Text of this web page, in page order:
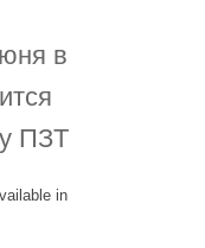
в
ПЗТ
in